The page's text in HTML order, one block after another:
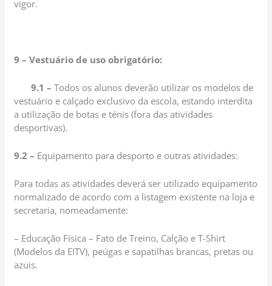
vigor.
9 – Vestuário de uso obrigatório:
9.1 – Todos os alunos deverão utilizar os modelos de
vestuário e calçado exclusivo da escola, estando interdita
a utilização de botas e ténis (fora das atividades
desportivas).
9.2 – Equipamento para desporto e outras atividades:
Para todas as atividades deverá ser utilizado equipamento
normalizado de acordo com a listagem existente na loja e
secretaria, nomeadamente:
– Educação Física – Fato de Treino, Calção e T-Shirt
(Modelos da EITV), peúgas e sapatilhas brancas, pretas ou
azuis.